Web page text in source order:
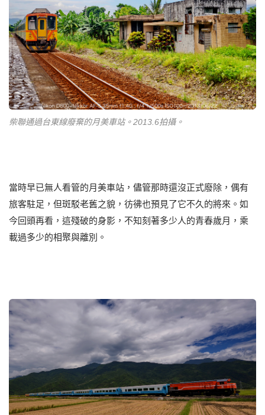
柴聯通過台東線廢棄的月美車站。2013.6拍攝。
當時早已無人看管的月美車站，儘管那時還沒正式廢除，偶有
旅客駐足，但斑駁老舊之貌，彷彿也預見了它不久的將來。如
今回頭再看，這殘破的身影，不知刻著多少人的青春歲月，乘
載過多少的相聚與離別。